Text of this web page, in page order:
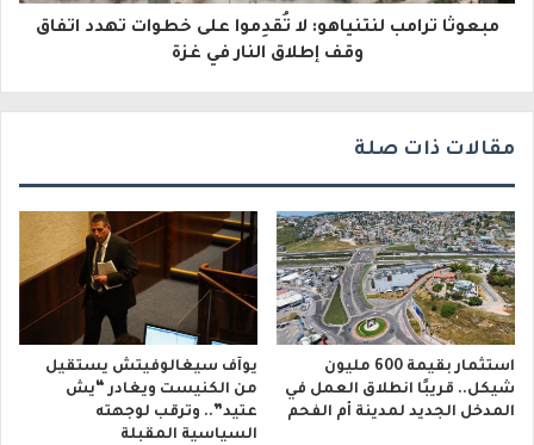
مبعوثا ترامب لنتنياهو: لا تُقدِموا على خطوات تهدد اتفاق
وقف إطلاق النار في غزة
مقالات ذات صلة
استثمار بقيمة 600 مليون
شيكل.. قريبًا انطلاق العمل في
المدخل الجديد لمدينة أم الفحم
يوآف سيغالوفيتش يستقيل
من الكنيست ويغادر “يش
عتيد”.. وترقب لوجهته
السياسية المقبلة